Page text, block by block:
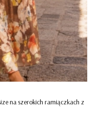
na szerokich ramiączkach z